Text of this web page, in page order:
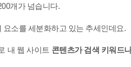
개가 넘습니다.
소를 세분화하고 있는 추세인데요.
내 웹 사이트 콘텐츠가 검색 키워드